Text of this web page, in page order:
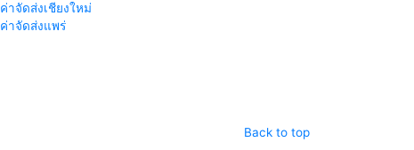
ค่าจัดส่งเชียงใหม่
ค่าจัดส่งแพร่
Back to top